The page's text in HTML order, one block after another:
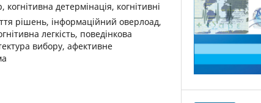
детермінація, когнітивні
рішень, інформаційний оверлоад,
легкість, поведінкова
вибору, афективне